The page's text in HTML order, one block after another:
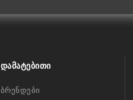
ᲓᲐᲛᲐᲢᲔᲑᲘᲗᲘ
ბრენდები